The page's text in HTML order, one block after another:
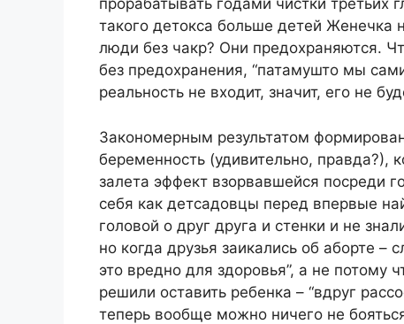
прорабатывать годами чистки третьих
такого детокса больше детей Женечка
люди без чакр? Они предохраняются.
без предохранения, “патамушто мы
реальность не входит, значит, его не
Закономерным результатом
беременность (удивительно, правда?),
залета эффект взорвавшейся посреди
себя как детсадовцы перед впервые
головой о друг друга и стенки и не
но когда друзья заикались об аборте
это вредно для здоровья”, а не потому
решили оставить ребенка – “вдруг
теперь вообще можно ничего не